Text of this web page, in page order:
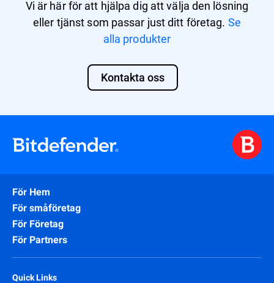
GravityZone Cloud MSP Security
aktiveras utöver GravityZone MSP-
säkerhetslösningarna (Secure, Secure Plus,
Secure Extra).
Läs mer om vår lösninghär.
Vi är här för att hjälpa dig att välja den lösning
eller tjänst som passar just ditt företag. Se
alla produkter
Kontakta oss
För Hem
För småföretag
För Företag
För Partners
Quick Links